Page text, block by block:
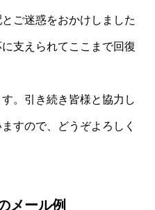
ご迷惑をおかけしました
支えられてここまで回復
。引き続き皆様と協力し
すので、どうぞよろしく
メール例